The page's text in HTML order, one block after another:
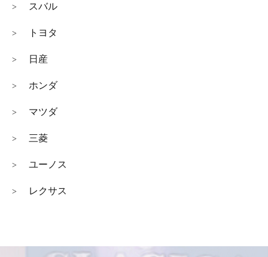
> スバル
> トヨタ
> 日産
> ホンダ
> マツダ
> 三菱
> ユーノス
> レクサス